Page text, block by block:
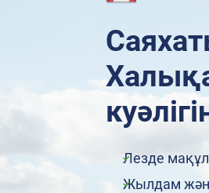
Лезде
Жылдам